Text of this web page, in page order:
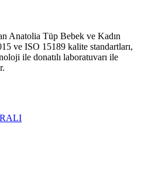
Anatolia Tüp Bebek ve Kadın
ve ISO 15189 kalite standartları,
ile donatılı laboratuvarı ile